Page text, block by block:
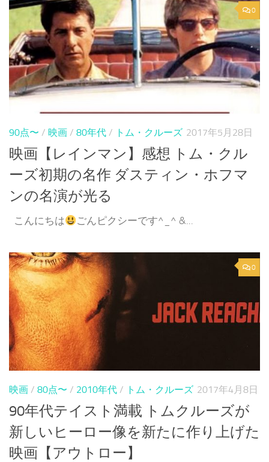
0
90点〜 / 映画 / 80年代 / トム・クルーズ 2017年5月28日
映画【レインマン】感想 トム・クル
ーズ初期の名作 ダスティン・ホフマ
ンの名演が光る
こんにちは ごんピクシーです^_^ &...
0
映画 / 80点〜 / 2010年代 / トム・クルーズ 2017年4月8日
90年代テイスト満載 トムクルーズが
新しいヒーロー像を新たに作り上げた
映画【アウトロー】